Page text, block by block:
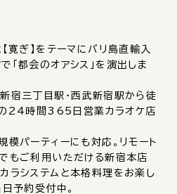
寛ぎ】をテーマにバリ島直輸入
「都会のオアシス」を演出しま
宿三丁目駅・西武新宿駅から徒
24時間365日営業カラオケ店
パーティーにも対応。リモート
もご利用いただける新宿本店
ラシステムと本格料理をお楽し
予約受付中。